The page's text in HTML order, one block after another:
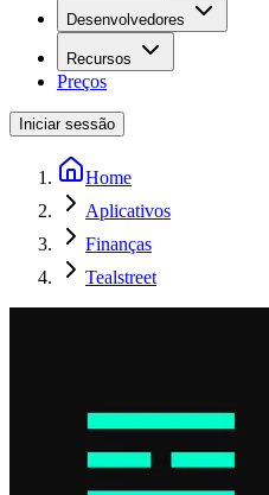
Desenvolvedores
Recursos
Preços
Iniciar sessão
Home
Aplicativos
Finanças
Tealstreet